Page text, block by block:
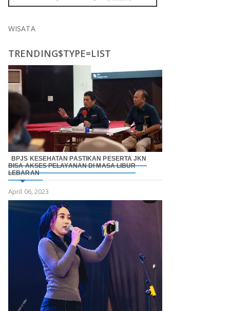
WISATA
TRENDING$TYPE=LIST
BPJS KESEHATAN PASTIKAN PESERTA JKN
BISA AKSES PELAYANAN DI MASA LIBUR
LEBARAN
April 06, 2023